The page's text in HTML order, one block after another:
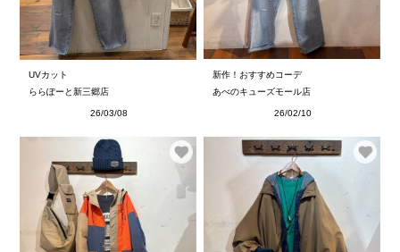
UVカット
ららぽーと新三郷店
26/03/08
新作！おすすめコーデ
あべのキューズモール店
26/02/10